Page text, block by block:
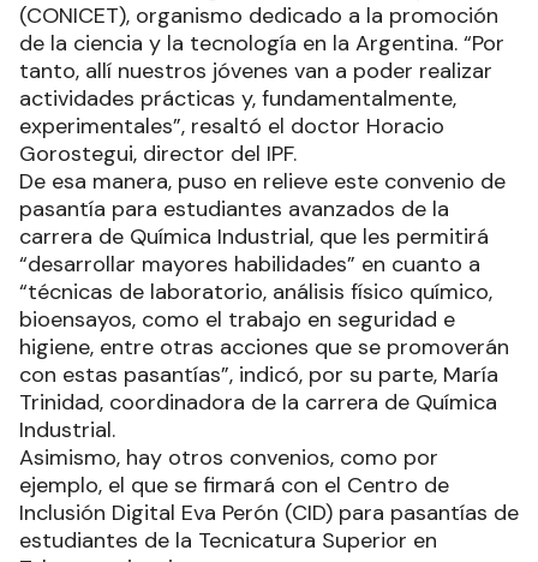
(CONICET), organismo dedicado a la promoción
de la ciencia y la tecnología en la Argentina. “Por
tanto, allí nuestros jóvenes van a poder realizar
actividades prácticas y, fundamentalmente,
experimentales”, resaltó el doctor Horacio
Gorostegui, director del IPF.
De esa manera, puso en relieve este convenio de
pasantía para estudiantes avanzados de la
carrera de Química Industrial, que les permitirá
“desarrollar mayores habilidades” en cuanto a
“técnicas de laboratorio, análisis físico químico,
bioensayos, como el trabajo en seguridad e
higiene, entre otras acciones que se promoverán
con estas pasantías”, indicó, por su parte, María
Trinidad, coordinadora de la carrera de Química
Industrial.
Asimismo, hay otros convenios, como por
ejemplo, el que se firmará con el Centro de
Inclusión Digital Eva Perón (CID) para pasantías de
estudiantes de la Tecnicatura Superior en